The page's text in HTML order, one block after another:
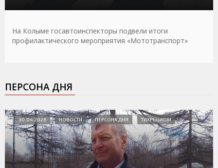
На Колыме госавтоинспекторы подвели итоги
профилактического мероприятия «Мототранспорт»
ПЕРСОНА ДНЯ
30.04.2026 НОВОСТИ ПЕРСОНА ДНЯ ТИХРЫБКОМ